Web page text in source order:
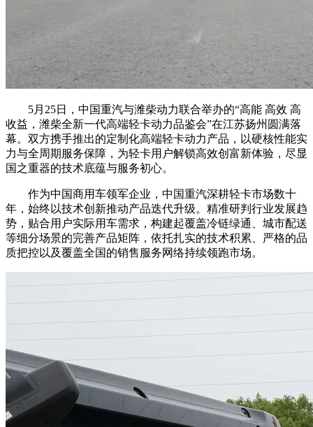
5月25日，中国重汽与潍柴动力联合举办的“高能 高效 高
收益，潍柴全新一代高端轻卡动力品鉴会”在江苏扬州圆满落
幕。双方携手推出的定制化高端轻卡动力产品，以硬核性能实
力与全周期服务保障，为轻卡用户解锁高效创富新体验，尽显
国之重器的技术底蕴与服务初心。
作为中国商用车领军企业，中国重汽深耕轻卡市场数十
年，始终以技术创新推动产品迭代升级。精准研判行业发展趋
势，贴合用户实际用车需求，构建起覆盖冷链绿通、城市配送
等细分场景的完善产品矩阵，依托扎实的技术积累、严格的品
质把控以及覆盖全国的销售服务网络持续领跑市场。